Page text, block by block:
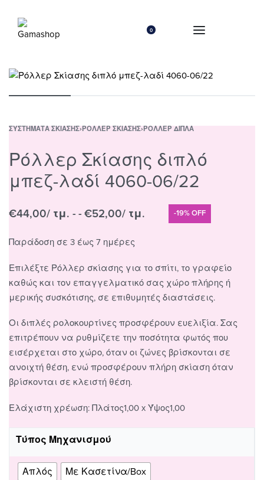
0
ΣΥΣΤΉΜΑΤΑ ΣΚΊΑΣΗΣ› ΡΌΛΛΕΡ ΣΚΊΑΣΗΣ› ΡΌΛΛΕΡ ΔΙΠΛΆ
Ρόλλερ Σκίασης διπλό
μπεζ-λαδί 4060-06/22
€44,00/ τμ. - €52,00/ τμ. -19% OFF
Παράδοση σε 3 έως 7 ημέρες
Επιλέξτε Ρόλλερ σκίασης για το σπίτι, το γραφείο
καθώς και τον επαγγελματικό σας χώρο πλήρης ή
μερικής συσκότισης, σε επιθυμητές διαστάσεις.
Οι διπλές ρολοκουρτίνες προσφέρουν ευελιξία. Σας
επιτρέπουν να ρυθμίζετε την ποσότητα φωτός που
εισέρχεται στο χώρο, όταν οι ζώνες βρίσκονται σε
ανοιχτή θέση, ενώ προσφέρουν πλήρη σκίαση όταν
βρίσκονται σε κλειστή θέση.
Ελάχιστη χρέωση: Πλάτος1,00 x Ύψος1,00
Τύπος Μηχανισμού
Απλός Με Κασετίνα/Box